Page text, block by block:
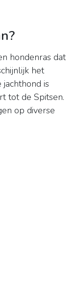
hondenras dat
het
jachthond is
tot de Spitsen.
op diverse